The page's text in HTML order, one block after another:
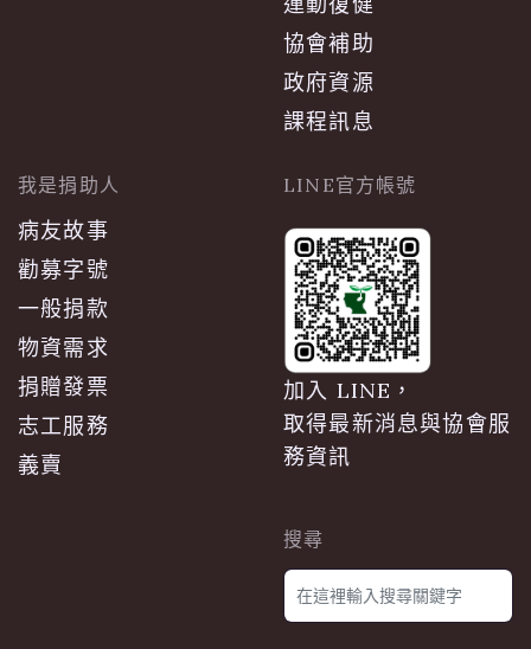
協會補助
政府資源
課程訊息
我是捐助人
病友故事
勸募字號
一般捐款
物資需求
捐贈發票
志工服務
義賣
LINE官方帳號
加入 LINE，
取得最新消息與協會服
務資訊
搜尋